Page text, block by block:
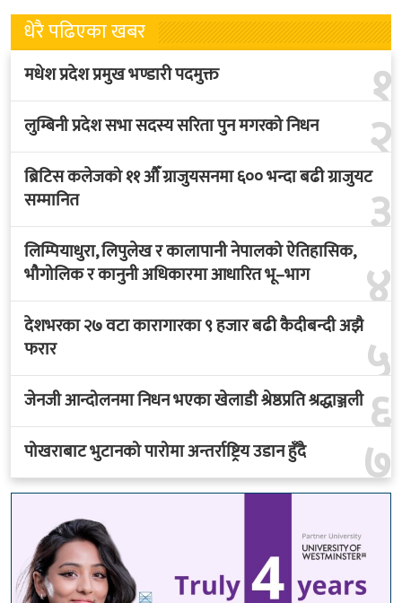
धेरै पढिएका खबर
१
मधेश प्रदेश प्रमुख भण्डारी पदमुक्त
२
लुम्बिनी प्रदेश सभा सदस्य सरिता पुन मगरको निधन
३
ब्रिटिस कलेजको ११ औँ ग्राजुयसनमा ६०० भन्दा बढी ग्राजुयट
सम्मानित
४
लिम्पियाधुरा, लिपुलेख र कालापानी नेपालको ऐतिहासिक,
भौगोलिक र कानुनी अधिकारमा आधारित भू–भाग
५
देशभरका २७ वटा कारागारका ९ हजार बढी कैदीबन्दी अझै
फरार
६
जेनजी आन्दोलनमा निधन भएका खेलाडी श्रेष्ठप्रति श्रद्धाञ्जली
७
पोखराबाट भुटानको पारोमा अन्तर्राष्ट्रिय उडान हुँदै